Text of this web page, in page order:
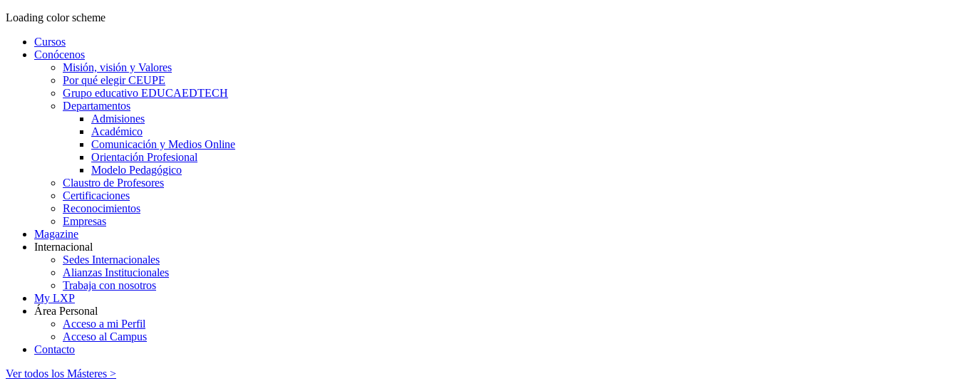
Loading color scheme
Cursos
Conócenos
Misión, visión y Valores
Por qué elegir CEUPE
Grupo educativo EDUCAEDTECH
Departamentos
Admisiones
Académico
Comunicación y Medios Online
Orientación Profesional
Modelo Pedagógico
Claustro de Profesores
Certificaciones
Reconocimientos
Empresas
Magazine
Internacional
Sedes Internacionales
Alianzas Institucionales
Trabaja con nosotros
My LXP
Área Personal
Acceso a mi Perfil
Acceso al Campus
Contacto
Ver todos los Másteres >